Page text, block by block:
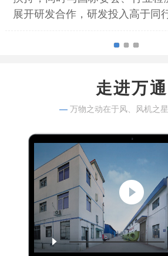
展开研发合作，研发投入高于同
走进万通
— 万物之动在于风、风机之